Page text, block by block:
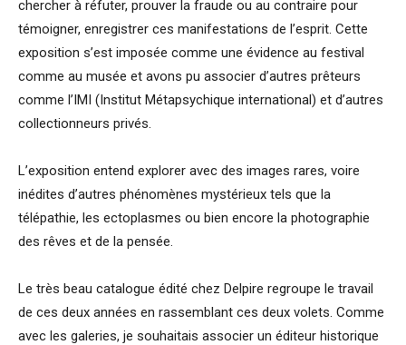
chercher à réfuter, prouver la fraude ou au contraire pour
témoigner, enregistrer ces manifestations de l’esprit. Cette
exposition s’est imposée comme une évidence au festival
comme au musée et avons pu associer d’autres prêteurs
comme l’IMI (Institut Métapsychique international) et d’autres
collectionneurs privés.
L’exposition entend explorer avec des images rares, voire
inédites d’autres phénomènes mystérieux tels que la
télépathie, les ectoplasmes ou bien encore la photographie
des rêves et de la pensée.
Le très beau catalogue édité chez Delpire regroupe le travail
de ces deux années en rassemblant ces deux volets. Comme
avec les galeries, je souhaitais associer un éditeur historique